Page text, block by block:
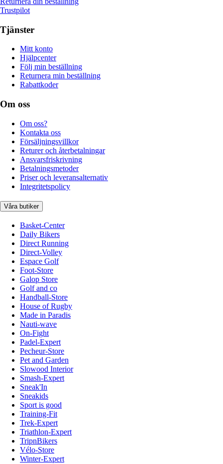
Trustpilot
Tjänster
Mitt konto
Hjälpcenter
Följ min beställning
Returnera min beställning
Rabattkoder
Om oss
Om oss?
Kontakta oss
Försäljningsvillkor
Returer och återbetalningar
Ansvarsfriskrivning
Betalningsmetoder
Priser och leveransalternativ
Integritetspolicy
Våra butiker
Basket-Center
Daily Bikers
Direct Running
Direct-Volley
Espace Golf
Foot-Store
Galop Store
Golf and co
Handball-Store
House of Rugby
Made in Paradis
Nauti-wave
On-Fight
Padel-Expert
Pecheur-Store
Pet and Garden
Slowood Interior
Smash-Expert
Sneak'In
Sneakids
Sport is good
Training-Fit
Trek-Expert
Triathlon-Expert
TripnBikers
Vélo-Store
Winter-Expert